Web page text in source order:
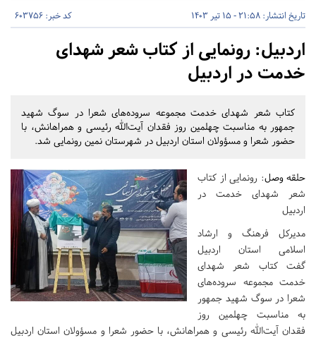
تاریخ انتشار: 21:58 - 15 تیر 1403 کد خبر: 603756
اردبیل: رونمایی از کتاب شعر شهدای
خدمت در اردبیل
کتاب شعر شهدای خدمت مجموعه سروده‌های شعرا در سوگ شهید
جمهور به مناسبت چهلمین روز فقدان آیت‌الله رئیسی و همراهانش، با
حضور شعرا و مسؤولان استان اردبیل در شهرستان نمین رونمایی شد.
حلقه وصل: رونمایی از کتاب
شعر شهدای خدمت در
اردبیل
مدیرکل فرهنگ و ارشاد
اسلامی استان اردبیل
گفت کتاب شعر شهدای
خدمت مجموعه سروده‌های
شعرا در سوگ شهید جمهور
به مناسبت چهلمین روز
فقدان آیت‌الله رئیسی و همراهانش، با حضور شعرا و مسؤولان استان اردبیل